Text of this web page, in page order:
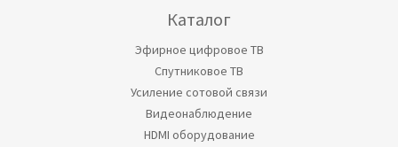
Каталог
Эфирное цифровое ТВ
Спутниковое ТВ
Усиление сотовой связи
Видеонаблюдение
HDMI оборудование